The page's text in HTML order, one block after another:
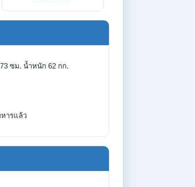
ซม. น้ำหนัก 62 กก.
ารแล้ว